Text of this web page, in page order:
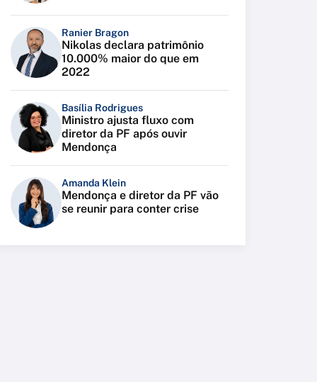
Ranier Bragon
Nikolas declara patrimônio
10.000% maior do que em
2022
Basília Rodrigues
Ministro ajusta fluxo com
diretor da PF após ouvir
Mendonça
Amanda Klein
Mendonça e diretor da PF vão
se reunir para conter crise